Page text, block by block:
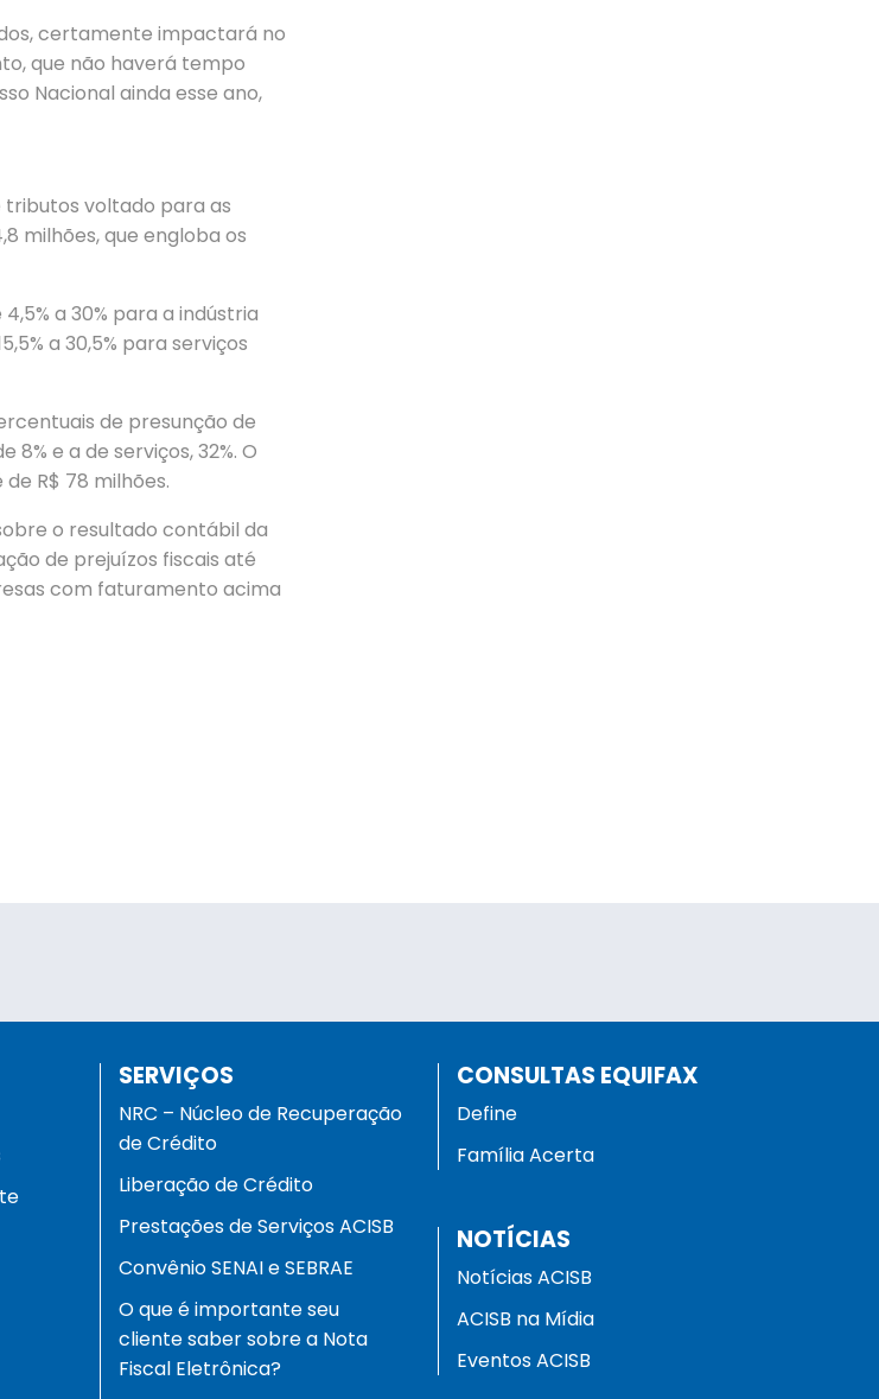
certamente impactará no
que não haverá tempo
Nacional ainda esse ano,
tributos voltado para as
milhões, que engloba os
a 30% para a indústria
a 30,5% para serviços
de presunção de
e a de serviços, 32%. O
R$ 78 milhões.
o resultado contábil da
de prejuízos fiscais até
com faturamento acima
SERVIÇOS
NRC – Núcleo de Recuperação
de Crédito
Liberação de Crédito
Prestações de Serviços ACISB
Convênio SENAI e SEBRAE
O que é importante seu
cliente saber sobre a Nota
Fiscal Eletrônica?
CONSULTAS EQUIFAX
Define
Família Acerta
NOTÍCIAS
Notícias ACISB
ACISB na Mídia
Eventos ACISB